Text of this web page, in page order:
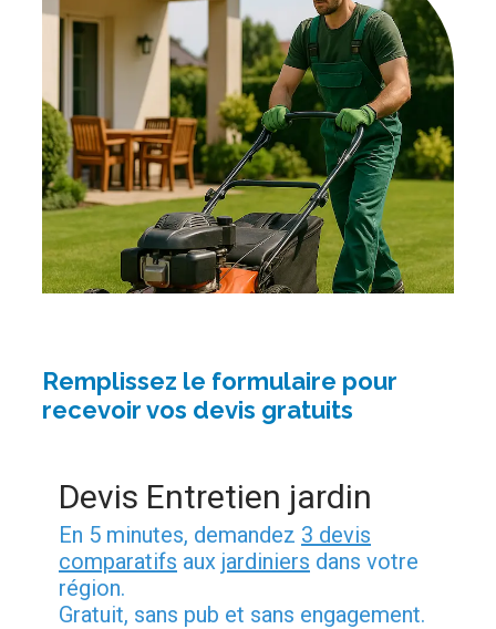
Remplissez le formulaire pour
recevoir vos devis gratuits
Devis Entretien jardin
En 5 minutes, demandez 3 devis
comparatifs aux jardiniers dans votre
région.
Gratuit, sans pub et sans engagement.